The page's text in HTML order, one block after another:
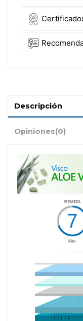
Descripción
Opiniones(0)